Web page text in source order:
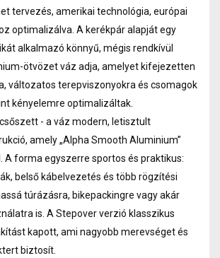
tervezés, amerikai technológia, európai
optimalizálva. A kerékpár alapját egy
alkalmazó könnyű, mégis rendkívül
ötvözet váz adja, amelyet kifejezetten
változatos terepviszonyokra és csomagok
kényelemre optimalizáltak.
- a váz modern, letisztult
amely „Alpha Smooth Aluminium”
A forma egyszerre sportos és praktikus:
belső kábelvezetés és több rögzítési
túrázásra, bikepackingre vagy akár
is. A Stepover verzió klasszikus
kapott, ami nagyobb merevséget és
biztosít.